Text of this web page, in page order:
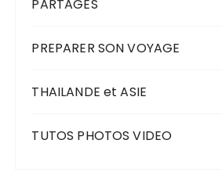
PARTAGES
PREPARER SON VOYAGE
THAILANDE et ASIE
TUTOS PHOTOS VIDEO